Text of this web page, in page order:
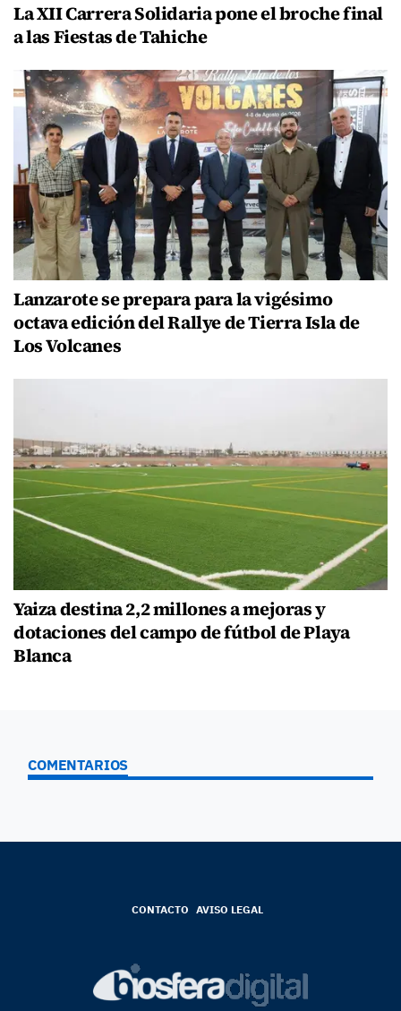
La XII Carrera Solidaria pone el broche final
a las Fiestas de Tahiche
Lanzarote se prepara para la vigésimo
octava edición del Rallye de Tierra Isla de
Los Volcanes
Yaiza destina 2,2 millones a mejoras y
dotaciones del campo de fútbol de Playa
Blanca
COMENTARIOS
CONTACTO AVISO LEGAL